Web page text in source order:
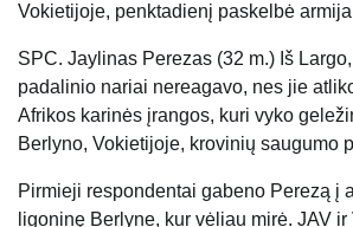
Vokietijoje, penktadienį paskelbė
SPC. Jaylinas Perezas (32 m.) Iš
padalinio nariai nereagavo, nes jie
Afrikos karinės įrangos, kuri vyko
Berlyno, Vokietijoje, krovinių saugumo
Pirmieji respondentai gabeno Perezą į
ligoninę Berlyne, kur vėliau mirė. JAV